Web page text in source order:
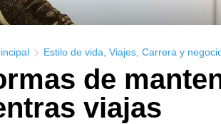
Estilo de vida Viajes Carrera y
de
viajas